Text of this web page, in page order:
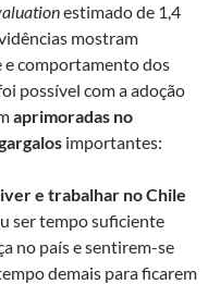
estimado de 1,4
mostram
e comportamento dos
possível com a adoção
aprimoradas no
importantes:
e trabalhar no Chile
ser tempo suficiente
no país e sentirem-se
demais para ficarem